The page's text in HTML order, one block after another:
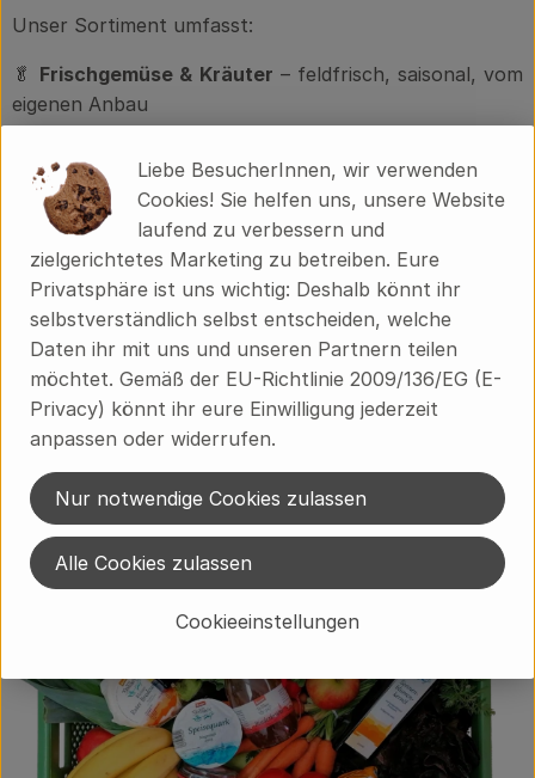
Unser Sortiment umfasst:
🥬 Frischgemüse & Kräuter – feldfrisch, saisonal, vom
eigenen Anbau
Frischkäse aus der eigenen Hofmeierei
🧀Käse– aus eigener Herstellung, vielfach prämiert
Getreide & Hülsenfrüchte– Demeter-Qualität, lose
oder abgepackt
🥚Eier von eigenen Mobilställen
🥫Feinkost & veredelte Produkte– z. B. Aufstriche,
Brühen, Brotaufstriche aus Kooperationsprojekten
📦Verpackungsgrößen für den Großhandel– auch
unverpackt oder in Mehrweg möglich
Unser Anspruch: Immer so direkt und transparent wie
möglich – vom Acker ins Regal.
Liebe BesucherInnen, wir verwenden
Cookies! Sie helfen uns, unsere Website
laufend zu verbessern und
zielgerichtetes Marketing zu betreiben. Eure
Privatsphäre ist uns wichtig: Deshalb könnt ihr
selbstverständlich selbst entscheiden, welche
Daten ihr mit uns und unseren Partnern teilen
möchtet. Gemäß der EU-Richtlinie 2009/136/EG (E-
Privacy) könnt ihr eure Einwilligung jederzeit
anpassen oder widerrufen.
Cookieeinstellungen
Nur notwendige Cookies zulassen
Alle Cookies zulassen